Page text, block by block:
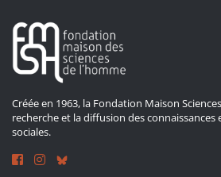
Créée en 1963, la Fondation Maison
recherche et la diffusion des connaissances
sociales.